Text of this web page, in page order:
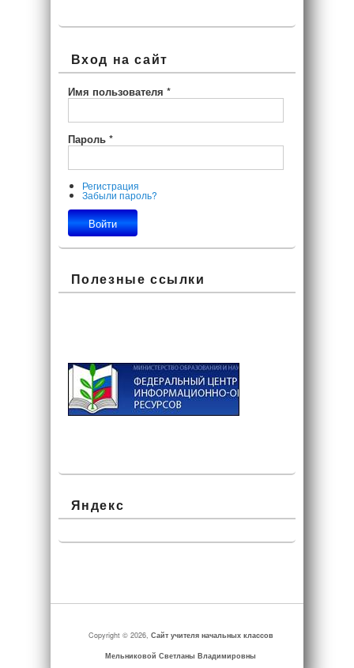
Вход на сайт
Имя пользователя *
Пароль *
Регистрация
Забыли пароль?
Полезные ссылки
Яндекс
Copyright © 2026, Сайт учителя начальных классов
Мельниковой Светланы Владимировны